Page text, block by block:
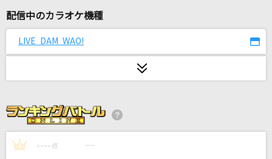
わたがし
[生音]TSUNAMI
サザンオールスターズ
配信中のカラオケ機種
LIVE DAM WAO!
1 ---- 点 ----